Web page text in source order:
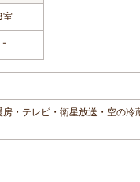
室
-
・テレビ・衛星放送・空の冷